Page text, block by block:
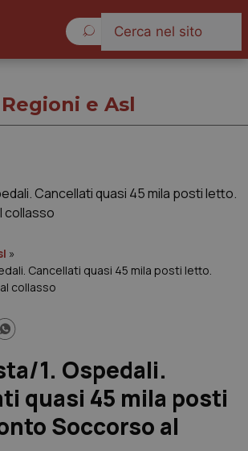
Regioni e Asl
»
Cancellati quasi 45 mila posti letto.
collasso
1. Ospedali.
quasi 45 mila posti
Soccorso al